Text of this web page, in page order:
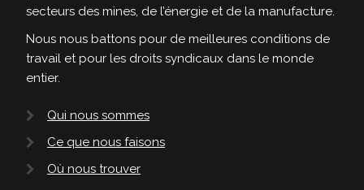
secteurs des mines, de l’énergie et de la manufacture.
Nous nous battons pour de meilleures conditions de
travail et pour les droits syndicaux dans le monde
entier.
Qui nous sommes
Ce que nous faisons
Où nous trouver